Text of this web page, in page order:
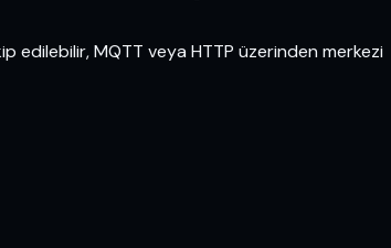
edilebilir, MQTT veya HTTP üzerinden merkezi